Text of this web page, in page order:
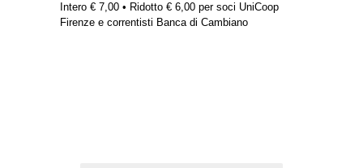
Intero € 7,00 • Ridotto € 6,00 per soci UniCoop
Firenze e correntisti Banca di Cambiano